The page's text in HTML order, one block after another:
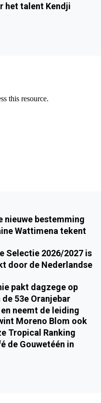
het talent Kendji
nieuwe bestemming
Wattimena tekent
Selectie 2026/2027 is
door de Nederlandse
pakt dagzege op
53e Oranjebar
neemt de leiding
Moreno Blom ook
Tropical Ranking
de Gouwetéén in